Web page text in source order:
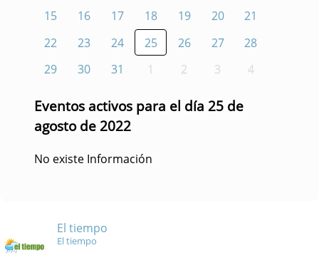
15
16 17 18 19 20
21
22
23 24 25 26 27
28
29
30 31 1 2 3 4
Eventos activos para el día 25 de
agosto de 2022
No existe Información
El tiempo
El tiempo